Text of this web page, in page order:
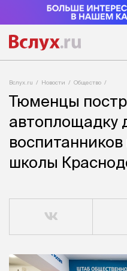
Вслух.ru Новости Общество
Тюменцы
автоплощадку
школы